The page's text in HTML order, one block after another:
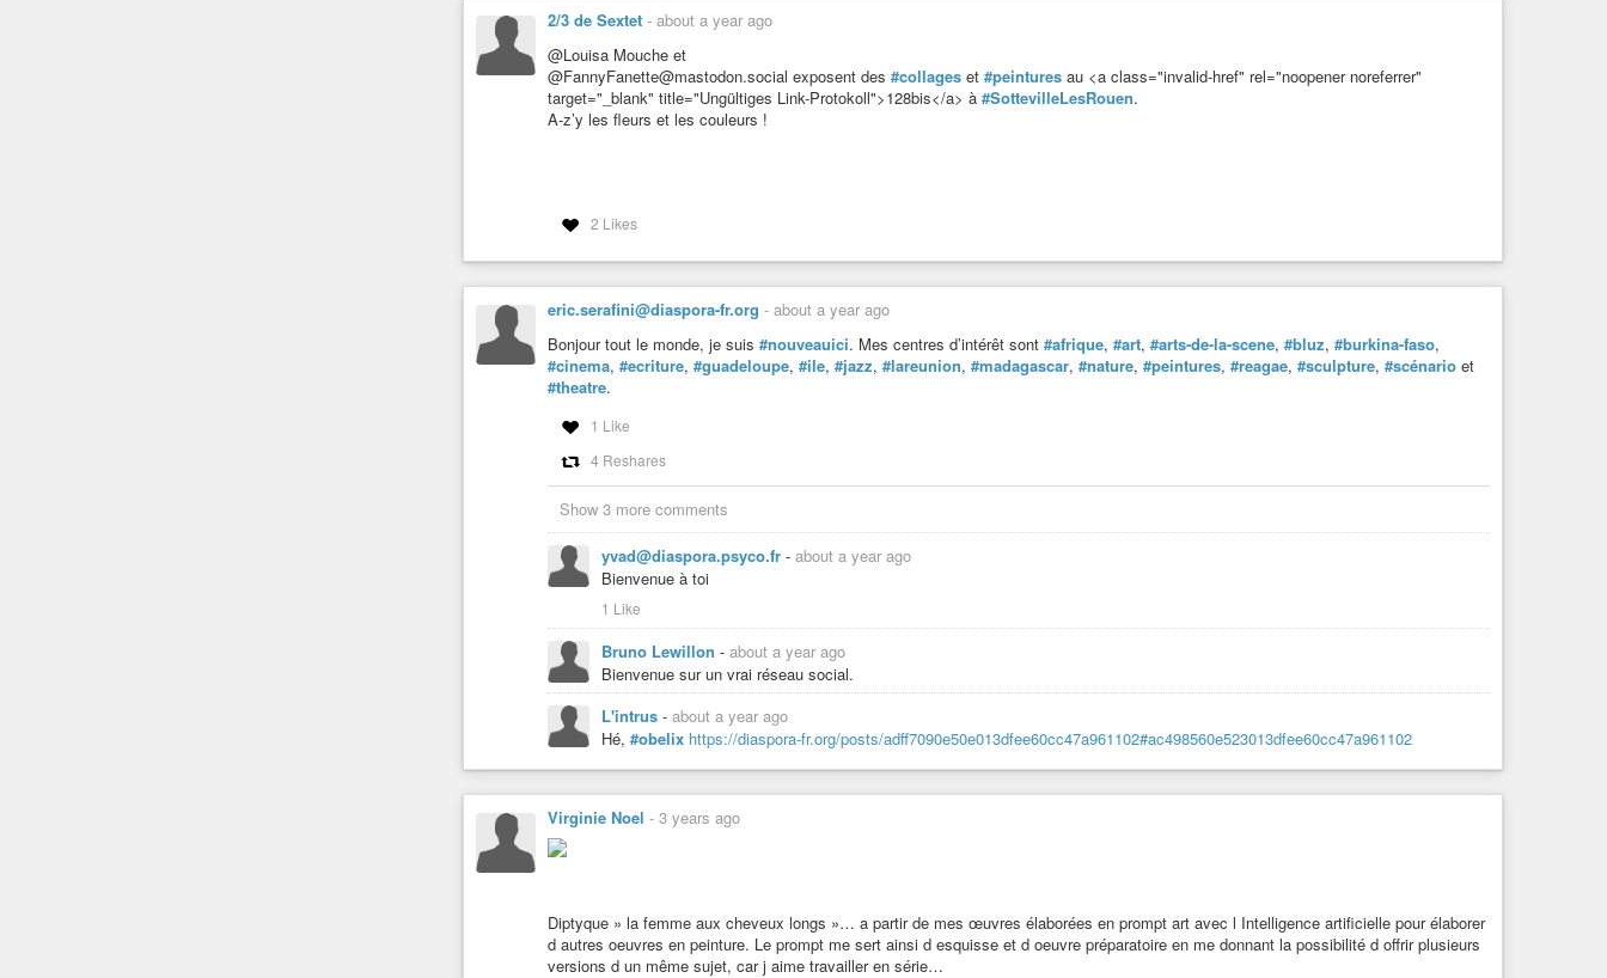
vers-par-jour/
vous-du-vendredi/
Merci de votre attention,
Bon début d’été
2/3 de Sextet - about a year ago
@Louisa Mouche et
@FannyFanette@mastodon.social exposent des #collages et #peintures au <a class="invalid-href" rel="noopener noreferrer"
target="_blank" title="Ungültiges Link-Protokoll">128bis</a> à #SottevilleLesRouen.
A-z’y les fleurs et les couleurs !
2 Likes
eric.serafini@diaspora-fr.org - about a year ago
Bonjour tout le monde, je suis #nouveauici. Mes centres d’intérêt sont #afrique, #art, #arts-de-la-scene, #bluz, #burkina-faso,
#cinema, #ecriture, #guadeloupe, #ile, #jazz, #lareunion, #madagascar, #nature, #peintures, #reagae, #sculpture, #scénario et
#theatre.
1 Like
4 Reshares
Show 3 more comments
yvad@diaspora.psyco.fr - about a year ago
Bienvenue à toi
1 Like
Bruno Lewillon - about a year ago
Bienvenue sur un vrai réseau social.
L'intrus - about a year ago
Hé, #obelix https://diaspora-fr.org/posts/adff7090e50e013dfee60cc47a961102#ac498560e523013dfee60cc47a961102
Virginie Noel - 3 years ago
Diptyque » la femme aux cheveux longs »… a partir de mes œuvres élaborées en prompt art avec l Intelligence artificielle pour élaborer
d autres oeuvres en peinture. Le prompt me sert ainsi d esquisse et d oeuvre préparatoire en me donnant la possibilité d offrir plusieurs
versions d un même sujet, car j aime travailler en série…